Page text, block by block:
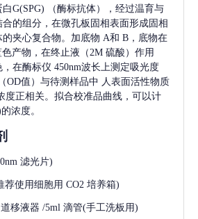
G(SPG)
（酶标抗体），经过温育与
的组分，在微孔板固相表面形成固相
夹心复合物。加底物 A和 B，底物在
产物，在终止液（2M 硫酸）作用
在酶标仪 450nm波长上测定吸光度
OD值）与待测样品中 人表面活性物质
度正相关。拟合校准品曲线，可以计
的浓度。
滤光片)
荐使用细胞用 CO2 培养箱)
移液器 /5ml 滴管(手工洗板用)